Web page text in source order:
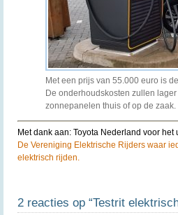
Met een prijs van 55.000 euro is
De onderhoudskosten zullen
zonnepanelen thuis of op de zaak.
Met dank aan: Toyota Nederland voor het
De Vereniging Elektrische Rijders waar
elektrisch rijden.
2 reacties op “Testrit